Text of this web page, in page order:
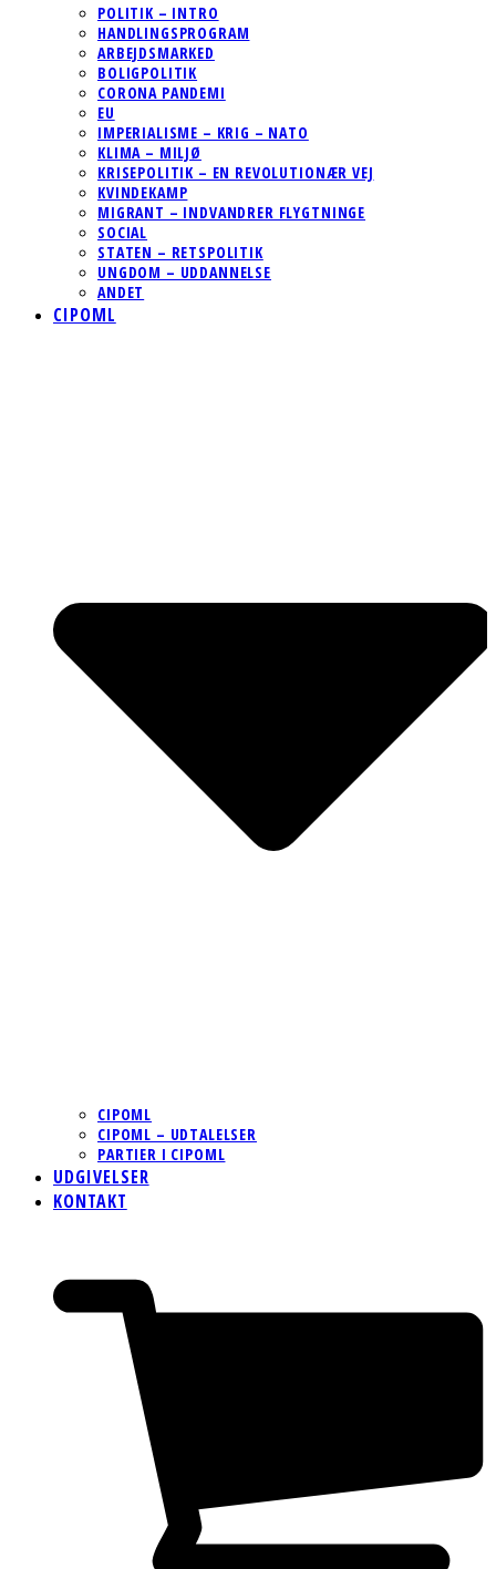
POLITIK – INTRO
HANDLINGSPROGRAM
ARBEJDSMARKED
BOLIGPOLITIK
CORONA PANDEMI
EU
IMPERIALISME – KRIG – NATO
KLIMA – MILJØ
KRISEPOLITIK – EN REVOLUTIONÆR VEJ
KVINDEKAMP
MIGRANT – INDVANDRER FLYGTNINGE
SOCIAL
STATEN – RETSPOLITIK
UNGDOM – UDDANNELSE
ANDET
CIPOML
CIPOML
CIPOML – UDTALELSER
PARTIER I CIPOML
UDGIVELSER
KONTAKT